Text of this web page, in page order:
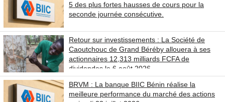
5 des plus fortes hausses de cours pour la
seconde journée consécutive.
Retour sur investissements : La Société de
Caoutchouc de Grand Béréby allouera à ses
actionnaires 12,313 milliards FCFA de
dividendes le 6 août 2026.
BRVM : La banque BIIC Bénin réalise la
meilleure performance du marché des actions